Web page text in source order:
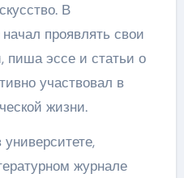
В
проявлять свои
пиша эссе и статьи о
участвовал в
жизни.
журнале